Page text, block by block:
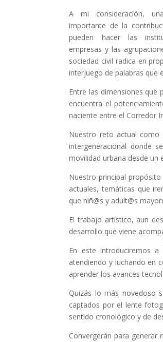
A mi consideración,
importante de la
pueden hacer las
empresas y las
sociedad civil radica en
interjuego de palabras que
Entre las dimensiones que
encuentra el
naciente entre el Corredor
Nuestro reto actual como
intergeneracional donde
movilidad urbana desde un
Nuestro principal
actuales, temáticas que
que niñ@s y adult@s
El trabajo artístico, aun
desarrollo que viene
En este introduciremos
atendiendo y luchando en
aprender los avances
Quizás lo más novedoso
captados por el lente
sentido cronológico y de
Convergerán para generar